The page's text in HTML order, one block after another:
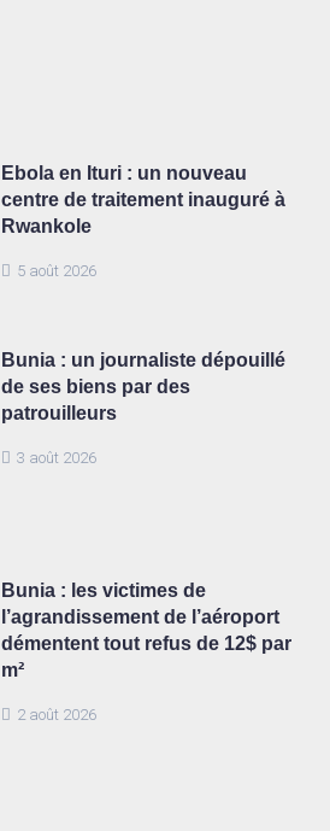
5 août 2026
Ebola en Ituri : un nouveau
centre de traitement inauguré à
Rwankole
3 août 2026
Bunia : un journaliste dépouillé
de ses biens par des
patrouilleurs
2 août 2026
Bunia : les victimes de
l’agrandissement de l’aéroport
démentent tout refus de 12$ par
m²